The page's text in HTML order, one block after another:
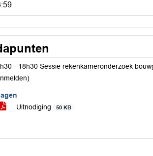
- 18h30 Sessie rekenkameronderzoek
Uitnodiging
50 KB